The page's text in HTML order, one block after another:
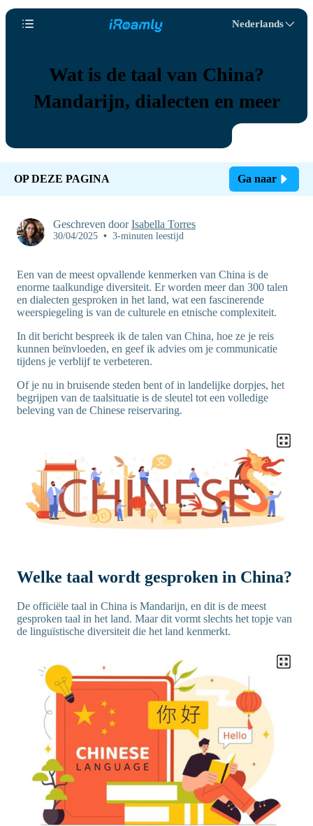
Nederlands
Wat is de taal van China?
Mandarijn, dialecten en meer
OP DEZE PAGINA Ga naar
Geschreven doorIsabella Torres
30/04/2025 • 3-minuten leestijd
Een van de meest opvallende kenmerken van China is de
enorme taalkundige diversiteit. Er worden meer dan 300 talen
en dialecten gesproken in het land, wat een fascinerende
weerspiegeling is van de culturele en etnische complexiteit.
In dit bericht bespreek ik de talen van China, hoe ze je reis
kunnen beïnvloeden, en geef ik advies om je communicatie
tijdens je verblijf te verbeteren.
Of je nu in bruisende steden bent of in landelijke dorpjes, het
begrijpen van de taalsituatie is de sleutel tot een volledige
beleving van de Chinese reiservaring.
Welke taal wordt gesproken in China?
De officiële taal in China is Mandarijn, en dit is de meest
gesproken taal in het land. Maar dit vormt slechts het topje van
de linguïstische diversiteit die het land kenmerkt.